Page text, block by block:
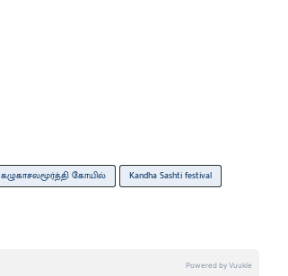
கழுகாசலமூர்த்தி கோயில் Kandha Sashti festival